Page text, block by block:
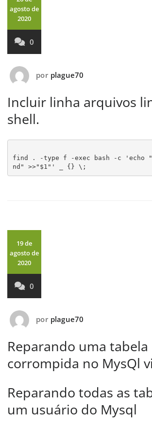
agosto de
2020
0
por plague70
Incluir linha arquivos
shell.
find . -type f -exec bash -c 'echo
nd" >>"$1"' _ {} \;
19 de
agosto de
2020
0
por plague70
Reparando uma tabela
corrompida no MysQl
Reparando todas as
um usuário do Mysql